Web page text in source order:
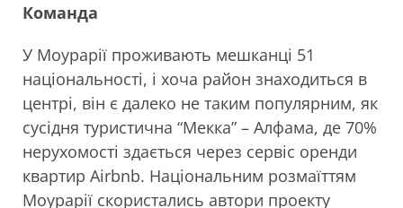
Команда
У Моурарії проживають мешканці 51
національності, і хоча район знаходиться в
центрі, він є далеко не таким популярним, як
сусідня туристична “Мекка” – Алфама, де 70%
нерухомості здається через сервіс оренди
квартир Airbnb. Національним розмаїттям
Моурарії скористались автори проекту